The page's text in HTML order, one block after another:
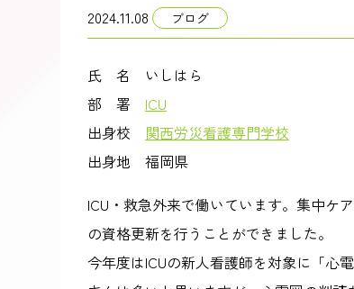
2024.11.08 ブログ
氏 名 いしはら
部 署 ICU
出身校 関西労災看護専門学校
出身地 福岡県
ICU・救急外来で働いています。集中ケ
の資格更新を行うことができました。
今年度はICUの新人看護師を対象に「心